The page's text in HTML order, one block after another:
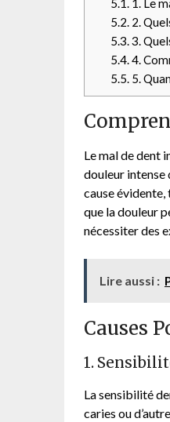
5.1.1. Le
5.2.2.
5.3.3.
5.4.4.
5.5.5.
Le mal de dent
douleur intense
cause
que la douleur
nécessiter des
Lire aussi :
Causes
1.
La sensibilité
caries ou